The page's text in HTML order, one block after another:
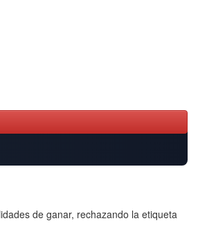
de ganar, rechazando la etiqueta